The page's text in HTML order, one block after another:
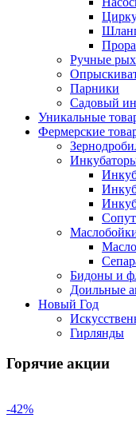
Ручные
Парники
Садовый
Уникальные
Фермерские
Бидоны и
Доильные
Новый Год
Гирлянды
Горячие акции
-42%